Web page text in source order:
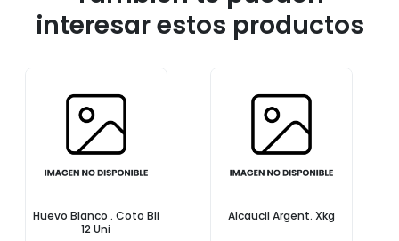
interesar estos productos
Huevo Blanco . Coto Bli
12 Uni
Alcaucil Argent. Xkg